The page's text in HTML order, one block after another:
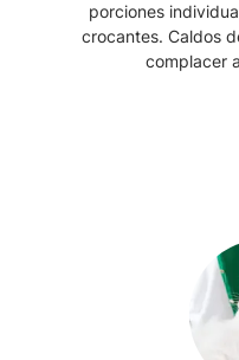
porciones
crocantes. Caldos
complacer